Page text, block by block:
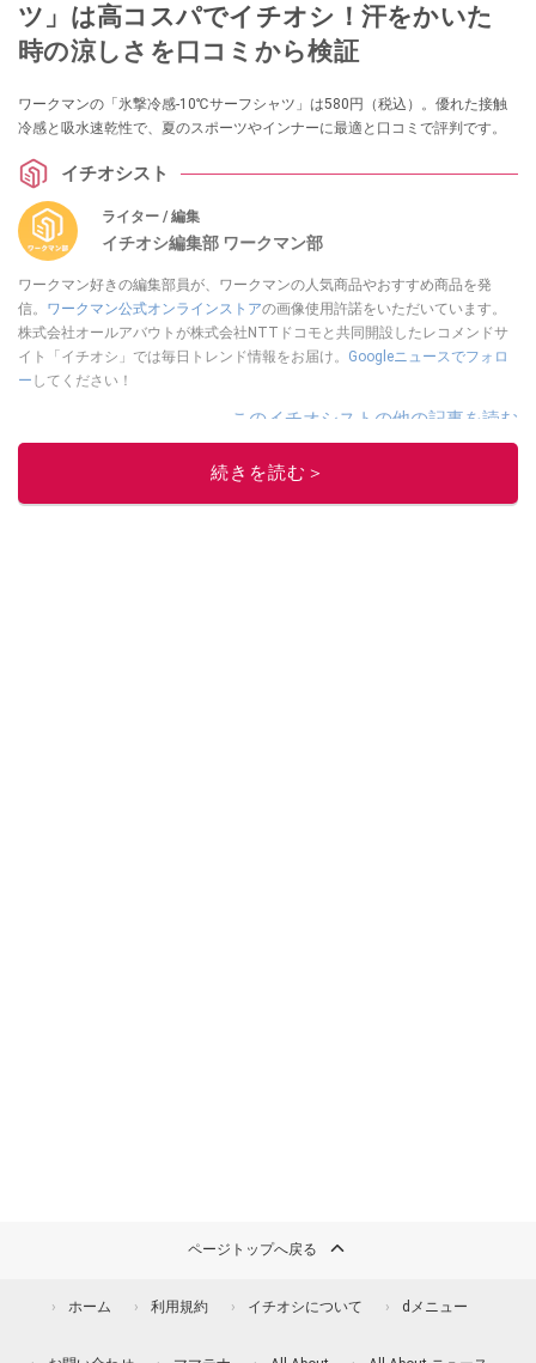
ツ」は高コスパでイチオシ！汗をかいた
時の涼しさを口コミから検証
ワークマンの「氷撃冷感-10℃サーフシャツ」は580円（税込）。優れた接触
冷感と吸水速乾性で、夏のスポーツやインナーに最適と口コミで評判です。
イチオシスト
ライター / 編集
イチオシ編集部 ワークマン部
ワークマン好きの編集部員が、ワークマンの人気商品やおすすめ商品を発
信。 ワークマン公式オンラインストアの画像使用許諾をいただいています。
株式会社オールアバウトが株式会社NTTドコモと共同開設したレコメンドサ
イト「イチオシ」では毎日トレンド情報をお届け。 Googleニュースでフォロ
ー してください！
このイチオシストの他の記事を読む
続きを読む＞
ページトップへ戻る
ホーム 利用規約 イチオシについて dメニュー